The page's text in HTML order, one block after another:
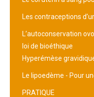
Les contraceptions
L’autoconservation
loi de bioéthique
Hyperémèse
Le lipoedème - Pour
PRATIQUE